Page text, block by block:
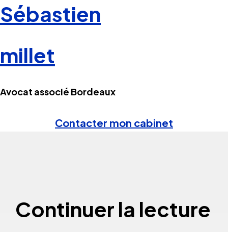
Sébastien
millet
Avocat associé Bordeaux
Contacter mon cabinet
Continuer la lecture